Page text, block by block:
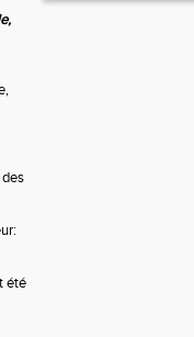
été